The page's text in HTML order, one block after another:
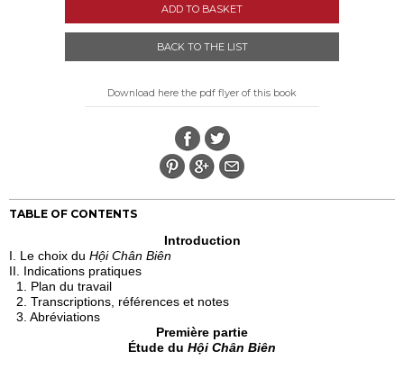
ADD TO BASKET
BACK TO THE LIST
Download here the pdf flyer of this book
TABLE OF CONTENTS
Introduction
I. Le choix du Hội Chân Biên
II. Indications pratiques
1. Plan du travail
2. Transcriptions, références et notes
3. Abréviations
Première partie
Étude du Hội Chân Biên